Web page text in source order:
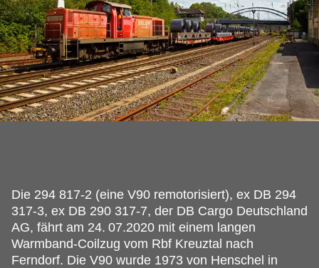
Die 294 817-2 (eine V90 remotorisiert), ex DB 294
317-3, ex DB 290 317-7, der DB Cargo Deutschland
AG, fährt am 24. 07.2020 mit einem langen
Warmband-Coilzug vom Rbf Kreuztal nach
Ferndorf. Die V90 wurde 1973 von Henschel in